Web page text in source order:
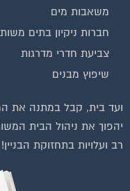
משאבות מים
חברות ניקיון בתים
צביעת חדרי מדרגות
שיפוץ מבנים
ועד בית, קבל במתנה את
יהפוך את ניהול הבית
רב ועלויות בתחזוקת הבניין!